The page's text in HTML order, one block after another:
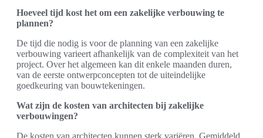
Hoeveel tijd kost het om een zakelijke verbouwing te
plannen?
De tijd die nodig is voor de planning van een zakelijke
verbouwing varieert afhankelijk van de complexiteit van het
project. Over het algemeen kan dit enkele maanden duren,
van de eerste ontwerpconcepten tot de uiteindelijke
goedkeuring van bouwtekeningen.
Wat zijn de kosten van architecten bij zakelijke
verbouwingen?